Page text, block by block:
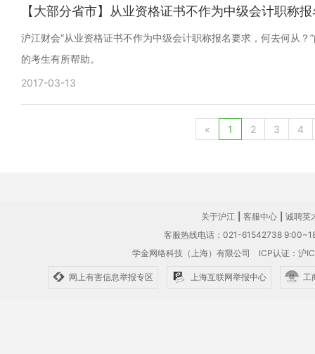
【大部分省市】从业资格证书不作为中级会计职称
沪江财会“从业资格证书不作为中级会计职称报名要求，何去何从
的考生有所帮助。
2017-03-13
« 1 2 3 4
关于沪江 客服中心
诚聘英
客服热线电话：021-61542738
学金网络科技（上海）有限公司 ICP认证：沪
网上有害信息举报专区 上海互联网举报中心 工